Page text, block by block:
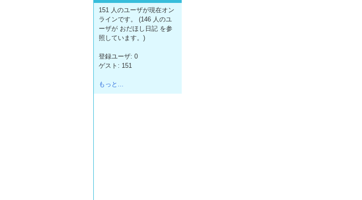
151 人のユーザが現在オン
ラインです。 (146 人のユ
ーザが おだほし日記 を参
照しています。)
登録ユーザ: 0
ゲスト: 151
もっと...